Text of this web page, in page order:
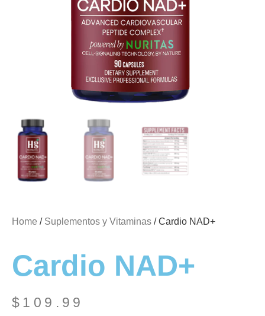
Home / Suplementos y Vitaminas / Cardio NAD+
Cardio NAD+
$ 109.99